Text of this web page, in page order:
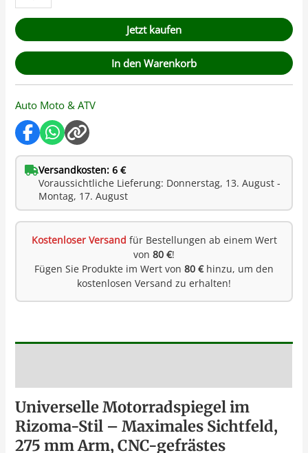
Jetzt kaufen
In den Warenkorb
Auto Moto & ATV
Versandkosten: 6 €
Voraussichtliche Lieferung: Donnerstag, 13. August -
Montag, 17. August
Kostenloser Versand für Bestellungen ab einem Wert
von 80 €!
Fügen Sie Produkte im Wert von 80 €hinzu, um den
kostenlosen Versand zu erhalten!
Universelle Motorradspiegel im
Rizoma-Stil – Maximales Sichtfeld,
275 mm Arm, CNC-gefrästes